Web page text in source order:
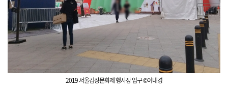
2019 서울김장문화제 행사장입구 ©이내경